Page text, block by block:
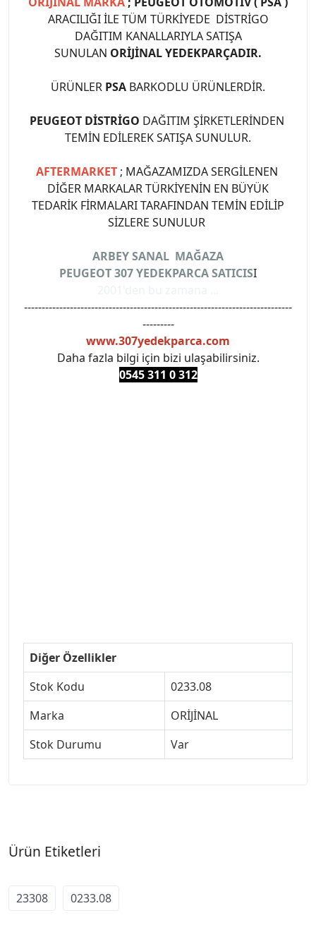
ARACILIĞI İLE TÜM TÜRKİYEDE DİSTRİGO
DAĞITIM KANALLARIYLA SATIŞA
SUNULAN ORİJİNAL YEDEKPARÇADIR.
ÜRÜNLER PSA BARKODLU ÜRÜNLERDİR.
PEUGEOT DİSTRİGO DAĞITIM ŞİRKETLERİNDEN
TEMİN EDİLEREK SATIŞA SUNULUR.
AFTERMARKET ; MAĞAZAMIZDA SERGİLENEN
DİĞER MARKALAR TÜRKİYENİN EN BÜYÜK
TEDARİK FİRMALARI TARAFINDAN TEMİN EDİLİP
SİZLERE SUNULUR
ARBEY SANAL MAĞAZA
PEUGEOT 307 YEDEKPARCA SATICISI
----------------------------------------------------------------------------
---------
www.307yedekparca.com
Daha fazla bilgi için bizi ulaşabilirsiniz.
0545 311 0 312
Diğer Özellikler
Stok Kodu
0233.08
Marka
ORİJİNAL
Stok Durumu
Var
Ürün Etiketleri
23308 0233.08